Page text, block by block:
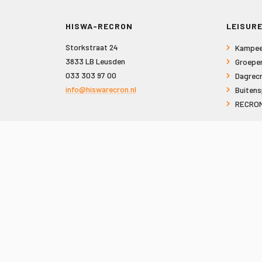
HISWA-RECRON
Storkstraat 24
3833 LB Leusden
033 303 97 00
info@hiswarecron.nl